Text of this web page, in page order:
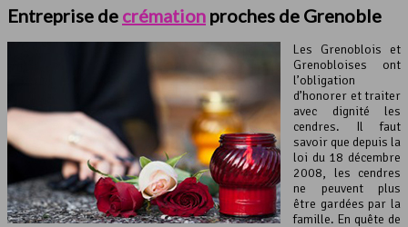
Entreprise de crémation proches de Grenoble
Les Grenoblois et
Grenobloises ont
l’obligation
d’honorer et traiter
avec dignité les
cendres. Il faut
savoir que depuis la
loi du 18 décembre
2008, les cendres
ne peuvent plus
être gardées par la
famille. En quête de